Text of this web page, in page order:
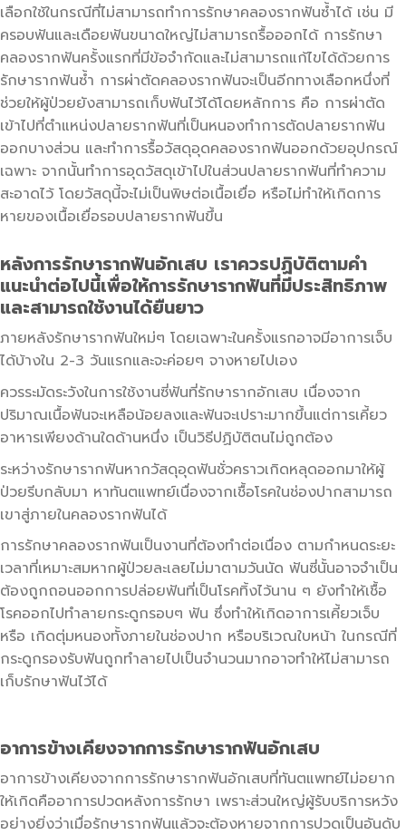
เลือกใช้ในกรณีที่ไม่สามารถทำการรักษาคลองรากฟันซ้ำได้ เช่น มี
ครอบฟันและเดือยฟันขนาดใหญ่ไม่สามารถรื้อออกได้ การรักษา
คลองรากฟันครั้งแรกที่มีข้อจำกัดและไม่สามารถแก้ไขได้ด้วยการ
รักษารากฟันซ้ำ การผ่าตัดคลองรากฟันจะเป็นอีกทางเลือกหนึ่งที่
ช่วยให้ผู้ป่วยยังสามารถเก็บฟันไว้ได้โดยหลักการ คือ การผ่าตัด
เข้าไปที่ตำแหน่งปลายรากฟันที่เป็นหนองทำการตัดปลายรากฟัน
ออกบางส่วน และทำการรื้อวัสดุอุดคลองรากฟันออกด้วยอุปกรณ์
เฉพาะ จากนั้นทำการอุดวัสดุเข้าไปในส่วนปลายรากฟันที่ทำความ
สะอาดไว้ โดยวัสดุนี้จะไม่เป็นพิษต่อเนื้อเยื่อ หรือไม่ทำให้เกิดการ
หายของเนื้อเยื่อรอบปลายรากฟันขึ้น
หลังการรักษารากฟันอักเสบ เราควรปฏิบัติตามคำ
แนะนำต่อไปนี้เพื่อให้การรักษารากฟันที่มีประสิทธิภาพ
และสามารถใช้งานได้ยืนยาว
ภายหลังรักษารากฟันใหม่ๆ โดยเฉพาะในครั้งแรกอาจมีอาการเจ็บ
ได้บ้างใน 2-3 วันแรกและจะค่อยๆ จางหายไปเอง
ควรระมัดระวังในการใช้งานซี่ฟันที่รักษารากอักเสบ เนื่องจาก
ปริมาณเนื้อฟันจะเหลือน้อยลงและฟันจะเปราะมากขึ้นแต่การเคี้ยว
อาหารเพียงด้านใดด้านหนึ่ง เป็นวิธีปฏิบัติตนไม่ถูกต้อง
ระหว่างรักษารากฟันหากวัสดุอุดฟันชั่วคราวเกิดหลุดออกมาให้ผู้
ป่วยรีบกลับมา หาทันตแพทย์เนื่องจากเชื้อโรคในช่องปากสามารถ
เขาสู่ภายในคลองรากฟันได้
การรักษาคลองรากฟันเป็นงานที่ต้องทำต่อเนื่อง ตามกำหนดระยะ
เวลาที่เหมาะสมหากผู้ป่วยละเลยไม่มาตามวันนัด ฟันซี่นั้นอาจจำเป็น
ต้องถูกถอนออกการปล่อยฟันที่เป็นโรคทิ้งไว้นาน ๆ ยังทำให้เชื้อ
โรคออกไปทำลายกระดูกรอบๆ ฟัน ซึ่งทำให้เกิดอาการเคี้ยวเจ็บ
หรือ เกิดตุ่มหนองทั้งภายในช่องปาก หรือบริเวณใบหน้า ในกรณีที่
กระดูกรองรับฟันถูกทำลายไปเป็นจำนวนมากอาจทำให้ไม่สามารถ
เก็บรักษาฟันไว้ได้
อาการข้างเคียงจากการรักษารากฟันอักเสบ
อาการข้างเคียงจากการรักษารากฟันอักเสบที่ทันตแพทย์ไม่อยาก
ให้เกิดคืออาการปวดหลังการรักษา เพราะส่วนใหญ่ผู้รับบริการหวัง
อย่างยิ่งว่าเมื่อรักษารากฟันแล้วจะต้องหายจากการปวดเป็นอันดับ